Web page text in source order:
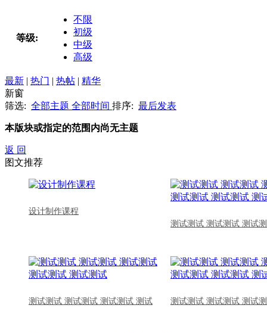
等级:
不限
初级
中级
高级
最新 | 热门 | 热帖 | 精华
新窗
筛选: 全部主题 全部时间 排序: 最后发表
本版块或指定的范围内尚无主题
返 回
图文推荐
设计制作课程
测试测试 测试测试 测试
测试测试 测试测试 测试测试 测试 测试测试 测试测试 测试